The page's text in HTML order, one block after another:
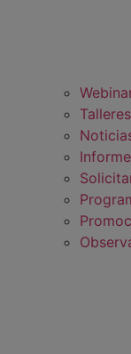
Talleres